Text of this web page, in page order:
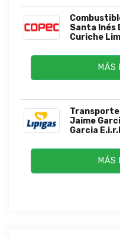
Santa Inés
Curiche
MÁS
Jaime
Garcia
MÁS